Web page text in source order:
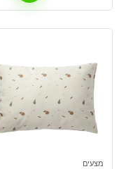
מצעים